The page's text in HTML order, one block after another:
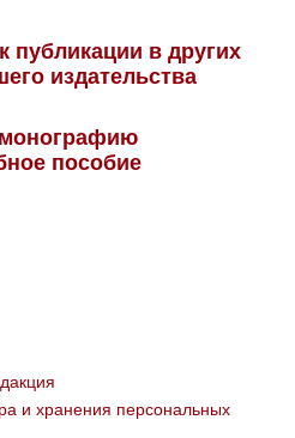
публикации в других
издательства
пособие
и хранения персональных